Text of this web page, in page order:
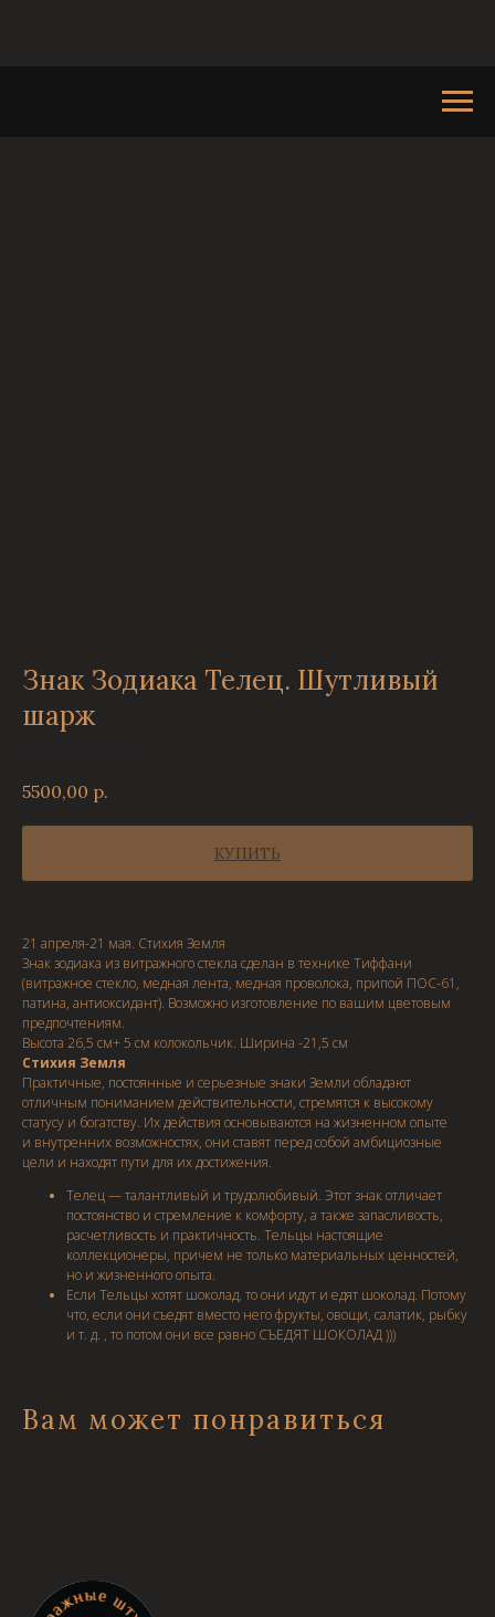
Знак Зодиака Телец. Шутливый
шарж
5500,00 р.
КУПИТЬ
21 апреля-21 мая. Стихия Земля
Знак зодиака из витражного стекла сделан в технике Тиффани
(витражное стекло, медная лента, медная проволока, припой ПОС-61,
патина, антиоксидант). Возможно изготовление по вашим цветовым
предпочтениям.
Высота 26,5 см+ 5 см колокольчик. Ширина -21,5 см
Стихия Земля
Практичные, постоянные и серьезные знаки Земли обладают
отличным пониманием действительности, стремятся к высокому
статусу и богатству. Их действия основываются на жизненном опыте
и внутренних возможностях, они ставят перед собой амбициозные
цели и находят пути для их достижения.
Телец — талантливый и трудолюбивый. Этот знак отличает
постоянство и стремление к комфорту, а также запасливость,
расчетливость и практичность. Тельцы настоящие
коллекционеры, причем не только материальных ценностей,
но и жизненного опыта.
Если Тельцы хотят шоколад, то они идут и едят шоколад. Потому
что, если они съедят вместо него фрукты, овощи, салатик, рыбку
и т. д. , то потом они все равно СЪЕДЯТ ШОКОЛАД )))
Вам может понравиться